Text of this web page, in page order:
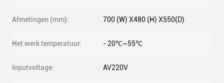
Afmetingen (mm): 700 (W) X480 (H) X550(D)
Het werk temperatuur: - 20℃~55℃
Inputvoltage: AV220V